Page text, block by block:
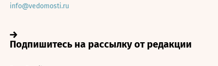
info@vedomosti.ru